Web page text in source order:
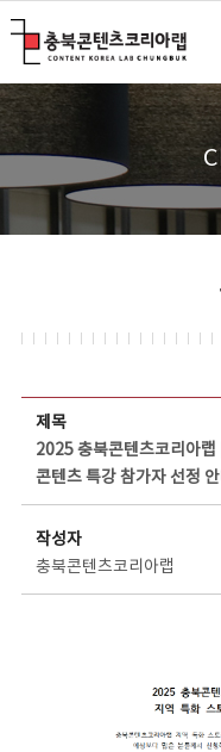
제목
2025 충북콘텐츠코리아
콘텐츠 특강 참가자 선정 안
작성자
충북콘텐츠코리아랩